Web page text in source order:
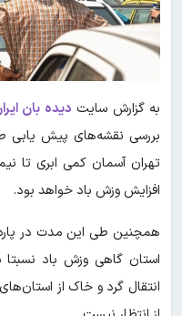
به گزارش سایت دیده بان
بررسی نقشه‌های پیش یابی
تهران آسمان کمی ابری تا
افزایش وزش باد خواهد بود.
همچنین طی این مدت در
استان گاهی وزش باد
انتقال گرد و خاک از